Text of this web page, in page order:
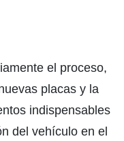
el proceso,
placas y la
indispensables
del vehículo en el